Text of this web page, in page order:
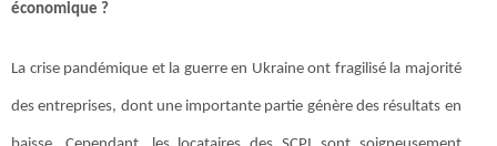
économique ?
La crise pandémique et la guerre en Ukraine ont fragilisé la majorité
des entreprises, dont une importante partie génère des résultats en